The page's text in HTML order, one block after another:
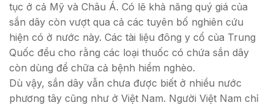
tục ở cả Mỹ và Châu Á. Có lẽ khả năng quý giá của
sắn dây còn vượt qua cả các tuyên bố nghiên cứu
hiện có ở nước này. Các tài liệu đông y cổ của Trung
Quốc đều cho rằng các loại thuốc có chứa sắn dây
còn dùng để chữa cả bệnh hiểm nghèo.
Dù vậy, sắn dây vẫn chưa được biết ở nhiều nước
phương tây cũng như ở Việt Nam. Người Việt Nam chỉ